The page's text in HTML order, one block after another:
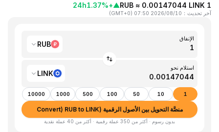
1 RUB ≈ 0.00147044 LINK
▲
+1.37%
24h
آخر تحديث：
2026/08/10 07:50
(
GMT+0
)
الإنفاق
RUB
استلام نحو
LINK
1
10
50
100
500
1000
10000
منصَّة التحويل بين الأصول الرقمية (Convert) RUB to LINK
بدون رسوم · أكثر من 350 عملة رقمية · أكثر من 40 عملة نقدية